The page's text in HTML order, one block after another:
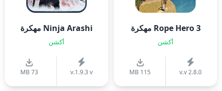
Rope Hero 3 مهكرة
أكشن
v.v 2.8.0
115 MB
Ninja Arashi مهكرة
أكشن
v.1.9.3 v
73 MB